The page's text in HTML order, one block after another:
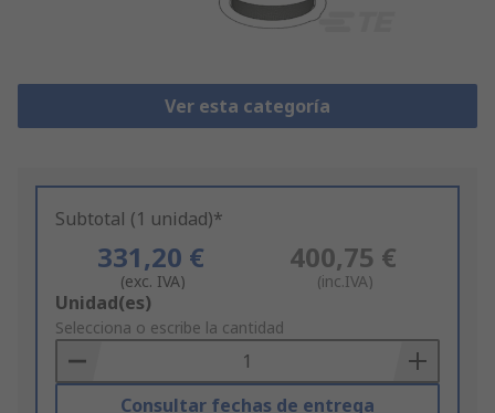
Ver esta categoría
Subtotal (1 unidad)*
331,20 €
(exc. IVA)
400,75 €
(inc.IVA)
Add
to
Basket
Unidad(es)
Selecciona o escribe la cantidad
Consultar fechas de entrega